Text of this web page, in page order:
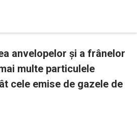
anvelopelor și a frânelor
multe particulele
cele emise de gazele de